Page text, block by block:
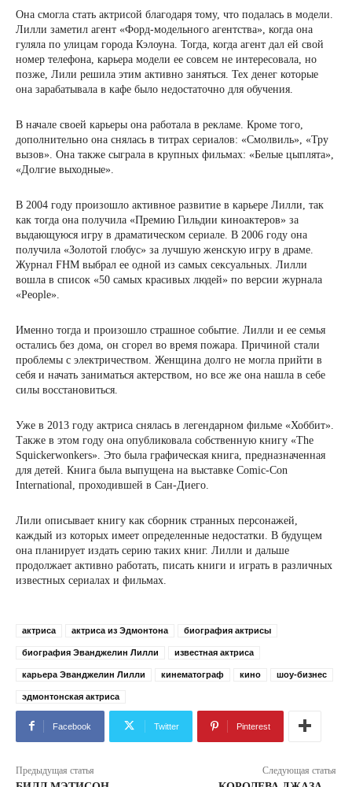
Она смогла стать актрисой благодаря тому, что подалась в модели.
Лилли заметил агент «Форд-модельного агентства», когда она
гуляла по улицам города Кэлоуна. Тогда, когда агент дал ей свой
номер телефона, карьера модели ее совсем не интересовала, но
позже, Лили решила этим активно заняться. Тех денег которые
она зарабатывала в кафе было недостаточно для обучения.
В начале своей карьеры она работала в рекламе. Кроме того,
дополнительно она снялась в титрах сериалов: «Смолвиль», «Тру
вызов». Она также сыграла в крупных фильмах: «Белые цыплята»,
«Долгие выходные».
В 2004 году произошло активное развитие в карьере Лилли, так
как тогда она получила «Премию Гильдии киноактеров» за
выдающуюся игру в драматическом сериале. В 2006 году она
получила «Золотой глобус» за лучшую женскую игру в драме.
Журнал FHM выбрал ее одной из самых сексуальных. Лилли
вошла в список «50 самых красивых людей» по версии журнала
«People».
Именно тогда и произошло страшное событие. Лилли и ее семья
остались без дома, он сгорел во время пожара. Причиной стали
проблемы с электричеством. Женщина долго не могла прийти в
себя и начать заниматься актерством, но все же она нашла в себе
силы восстановиться.
Уже в 2013 году актриса снялась в легендарном фильме «Хоббит».
Также в этом году она опубликовала собственную книгу «The
Squickerwonkers». Это была графическая книга, предназначенная
для детей. Книга была выпущена на выставке Comic-Con
International, проходившей в Сан-Диего.
Лили описывает книгу как сборник странных персонажей,
каждый из которых имеет определенные недостатки. В будущем
она планирует издать серию таких книг. Лилли и дальше
продолжает активно работать, писать книги и играть в различных
известных сериалах и фильмах.
актриса актриса из Эдмонтона биография актрисы
биография Эванджелин Лилли известная актриса
карьера Эванджелин Лилли кинематограф кино шоу-бизнес
эдмонтонская актриса
Facebook Twitter Pinterest
Предыдущая статья Следующая статья